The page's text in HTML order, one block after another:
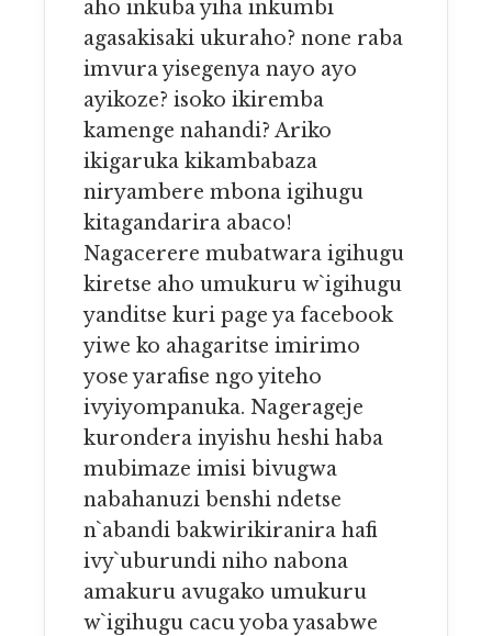
aho inkuba yiha inkumbi
agasakisaki ukuraho? none raba
imvura yisegenya nayo ayo
ayikoze? isoko ikiremba
kamenge nahandi? Ariko
ikigaruka kikambabaza
niryambere mbona igihugu
kitagandarira abaco!
Nagacerere mubatwara igihugu
kiretse aho umukuru w`igihugu
yanditse kuri page ya facebook
yiwe ko ahagaritse imirimo
yose yarafise ngo yiteho
ivyiyompanuka. Nagerageje
kurondera inyishu heshi haba
mubimaze imisi bivugwa
nabahanuzi benshi ndetse
n`abandi bakwirikiranira hafi
ivy`uburundi niho nabona
amakuru avugako umukuru
w`igihugu cacu yoba yasabwe